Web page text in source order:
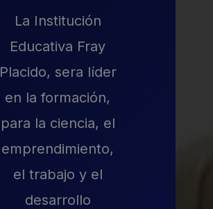
La Institución
Educativa Fray
Placido, sera líder
en la formación,
para la ciencia, el
emprendimiento,
el trabajo y el
desarrollo